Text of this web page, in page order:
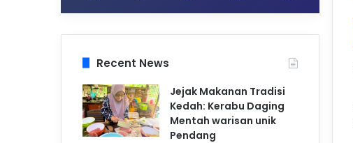
Recent News
Jejak Makanan Tradisi
Kedah: Kerabu Daging
Mentah warisan unik
Pendang